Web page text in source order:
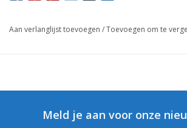
Aan verlanglijst toevoegen /Toevoegen om te
Meld je aan voor onze